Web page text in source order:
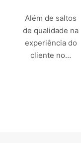
Além de saltos
de qualidade na
experiência do
cliente no…